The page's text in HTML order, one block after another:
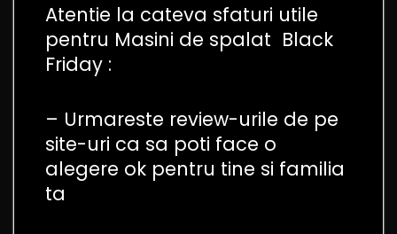
Atentie la cateva sfaturi utile
pentru Masini de spalat Black
Friday :
– Urmareste review-urile de pe
site-uri ca sa poti face o
alegere ok pentru tine si familia
ta